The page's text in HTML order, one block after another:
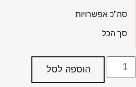
סה"כ אפשרויות
סך הכל
הוספה לסל